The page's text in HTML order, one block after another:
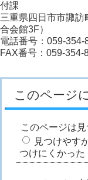
付課
三重県四日市市諏訪
合会館3F）
電話番号：059-354-
FAX番号：059-354-
このページ
このページは
見つけやす
つけにくかった